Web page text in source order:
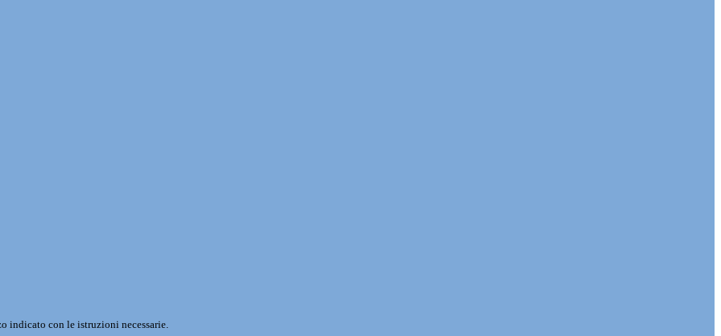
indicato con le istruzioni necessarie.